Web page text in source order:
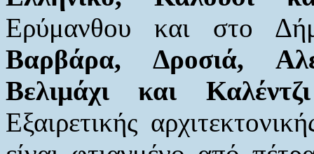
Ερύμανθου και στο
Βαρβάρα, Δροσιά,
Βελιμάχι και
Εξαιρετικής